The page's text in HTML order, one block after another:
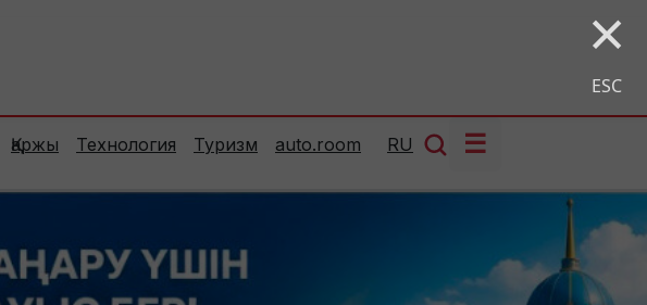
×
ESC
Қаржы Технология Туризм auto.room RU ☰